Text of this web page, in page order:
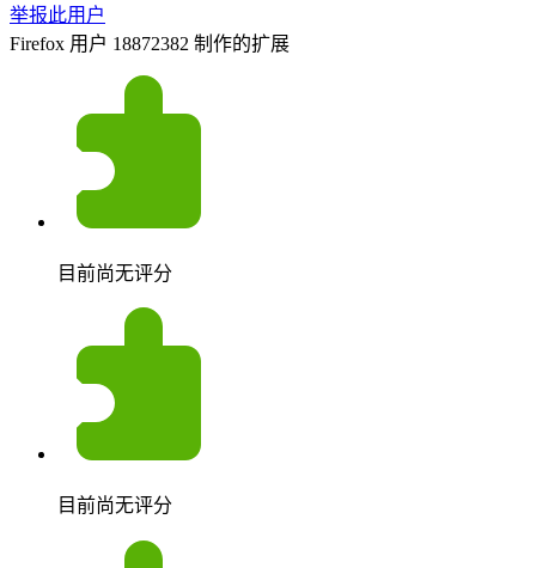
举报此用户
Firefox 用户 18872382 制作的扩展
目前尚无评分
目前尚无评分